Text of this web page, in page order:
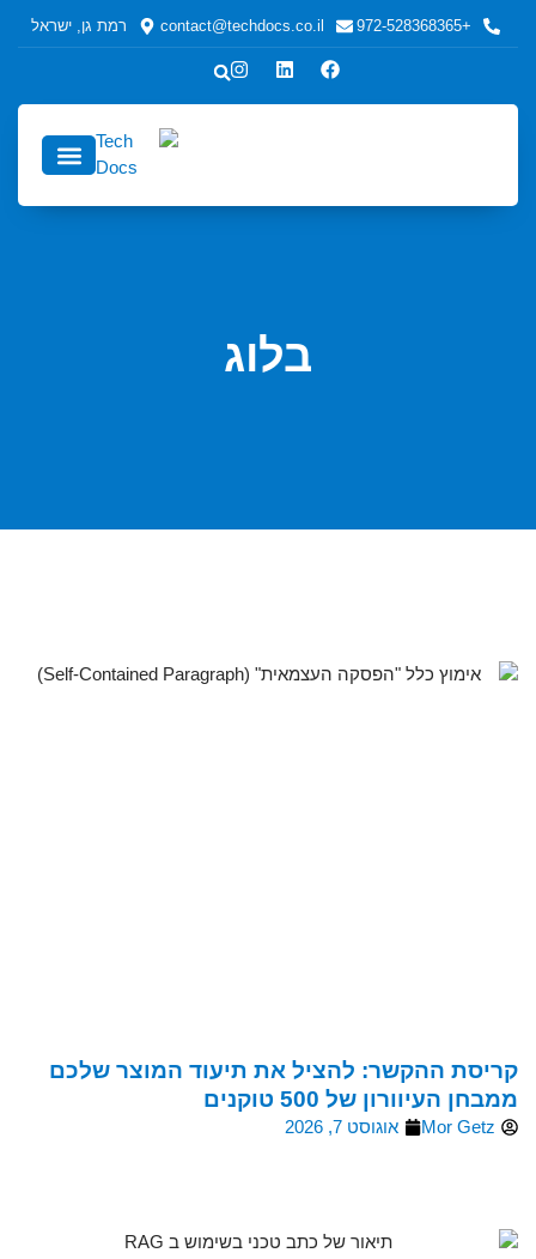
+972-528368365
contact@techdocs.co.il רמת גן, ישראל
בלוג
קריסת ההקשר: להציל את תיעוד המוצר שלכם
ממבחן העיוורון של 500 טוקנים
Mor Getz אוגוסט 7, 2026